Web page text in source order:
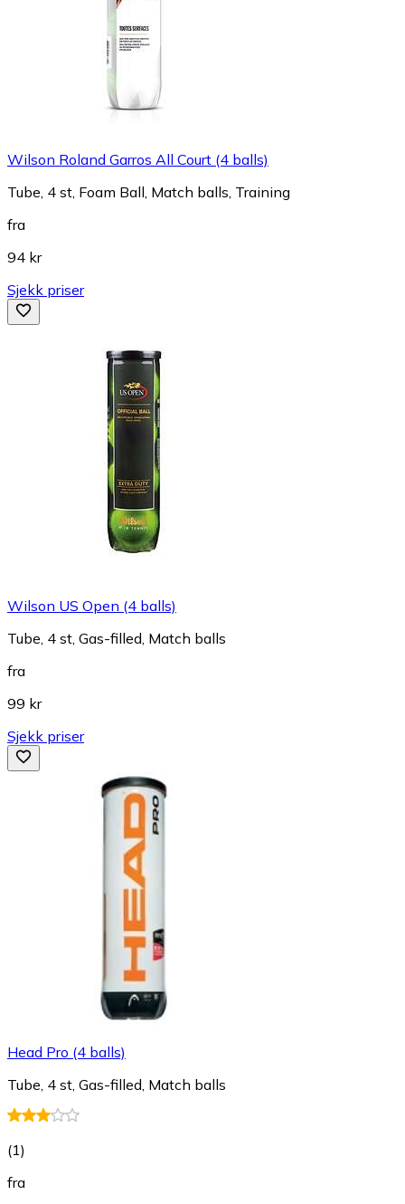
Wilson Roland Garros All Court (4 balls)
Tube, 4 st, Foam Ball, Match balls, Training
fra
94 kr
Sjekk priser
Wilson US Open (4 balls)
Tube, 4 st, Gas-filled, Match balls
fra
99 kr
Sjekk priser
Head Pro (4 balls)
Tube, 4 st, Gas-filled, Match balls
(1)
fra